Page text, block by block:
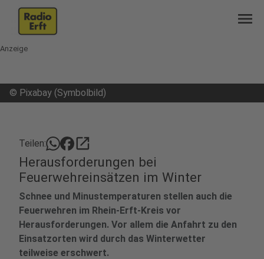
menu
Anzeige
© Pixabay (Symbolbild)
Teilen: open_in_new
Herausforderungen bei
Feuerwehreinsätzen im Winter
Schnee und Minustemperaturen stellen auch die
Feuerwehren im Rhein-Erft-Kreis vor
Herausforderungen. Vor allem die Anfahrt zu den
Einsatzorten wird durch das Winterwetter
teilweise erschwert.